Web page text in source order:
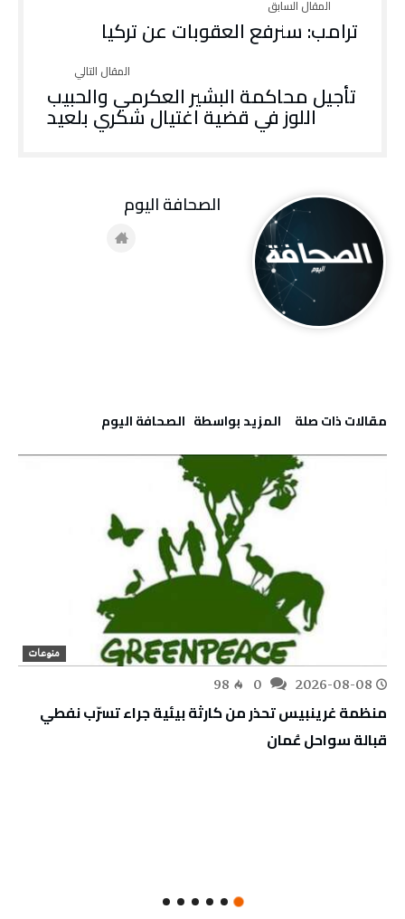
ترامب: سنرفع العقوبات عن تركيا
تأجيل محاكمة البشير العكرمي والحبيب
اللوز في قضية اغتيال شكري بلعيد
‫مقالات ذات صلة‬ ‫‫المزيد بواسطة‬ ‬ ‭ ‬الصحافة‭ ‬اليوم
منوعات
2026-08-08
98
منظمة غرينبيس تحذر من كارثة بيئية جراء تسرّب نفطي
قبالة سواحل عُمان